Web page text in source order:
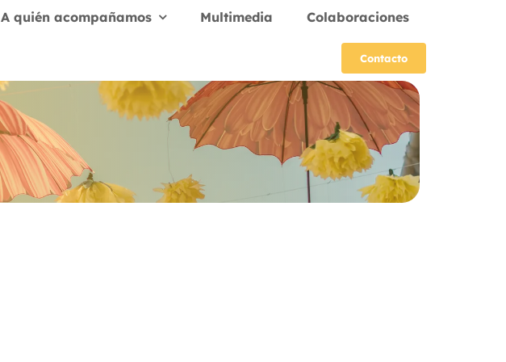
A quién acompañamos Multimedia Colaboraciones
Contacto